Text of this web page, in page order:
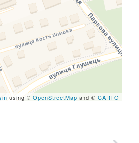
using © OpenStreetMap and © CARTO